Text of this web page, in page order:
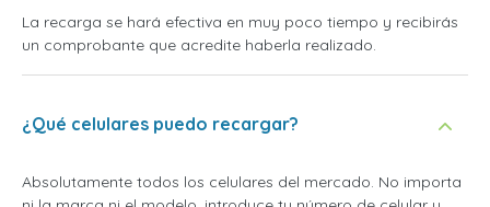
La recarga se hará efectiva en muy poco tiempo y recibirás
un comprobante que acredite haberla realizado.
¿Qué celulares puedo recargar?
Absolutamente todos los celulares del mercado. No importa